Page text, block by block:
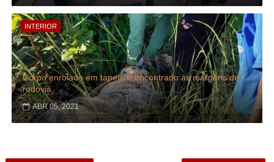
INTERIOR
Corpo enrolado em tapete é encontrado às margens de
rodovia
ABR 05, 2021